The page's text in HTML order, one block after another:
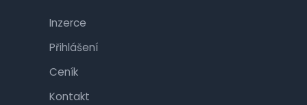
Inzerce
Přihlášení
Ceník
Kontakt